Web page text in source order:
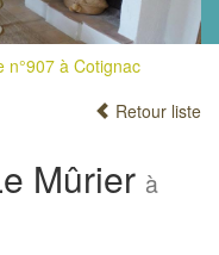
n°907 à Cotignac
Retour liste
Mûrier à